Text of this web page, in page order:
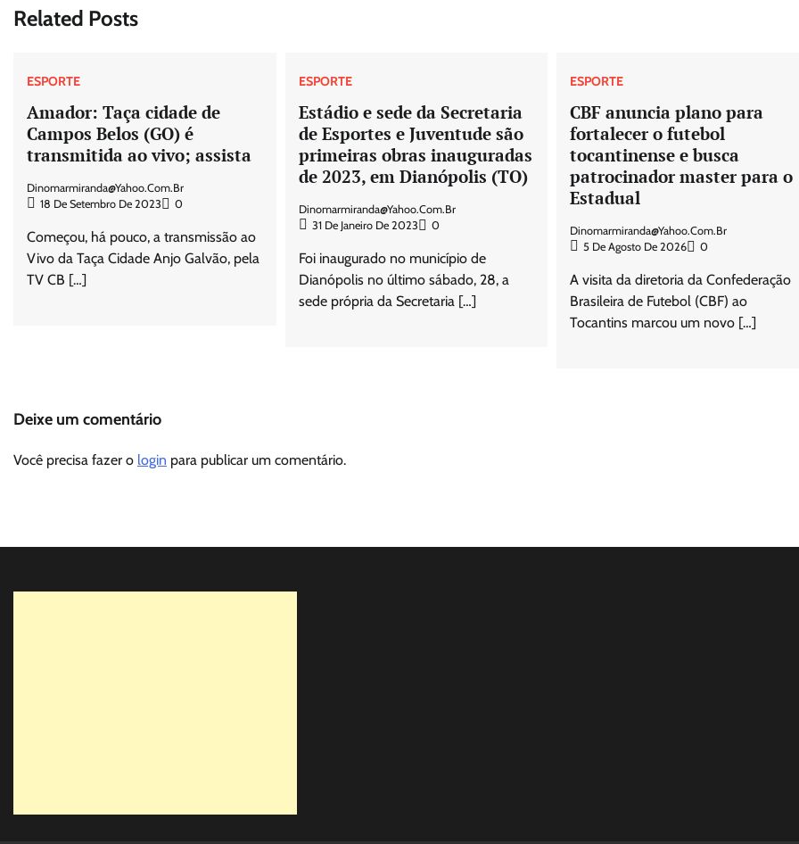
Related Posts
ESPORTE
Amador: Taça cidade de
Campos Belos (GO) é
transmitida ao vivo; assista
Dinomarmiranda@yahoo.com.br
18 De Setembro De 2023
0
Começou, há pouco, a transmissão ao
Vivo da Taça Cidade Anjo Galvão, pela
TV CB […]
ESPORTE
Estádio e sede da Secretaria
de Esportes e Juventude são
primeiras obras inauguradas
de 2023, em Dianópolis (TO)
Dinomarmiranda@yahoo.com.br
31 De Janeiro De 2023
0
Foi inaugurado no município de
Dianópolis no último sábado, 28, a
sede própria da Secretaria […]
ESPORTE
CBF anuncia plano para
fortalecer o futebol
tocantinense e busca
patrocinador master para o
Estadual
Dinomarmiranda@yahoo.com.br
5 De Agosto De 2026
0
A visita da diretoria da Confederação
Brasileira de Futebol (CBF) ao
Tocantins marcou um novo […]
Deixe um comentário
Você precisa fazer o login para publicar um comentário.